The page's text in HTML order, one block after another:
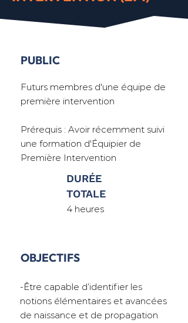
PUBLIC
Futurs membres d'une équipe de
première intervention
Prérequis : Avoir récemment suivi
une formation d'Équipier de
Première Intervention
DURÉE
TOTALE
4 heures
OBJECTIFS
-Être capable d’identifier les
notions élémentaires et avancées
de naissance et de propagation